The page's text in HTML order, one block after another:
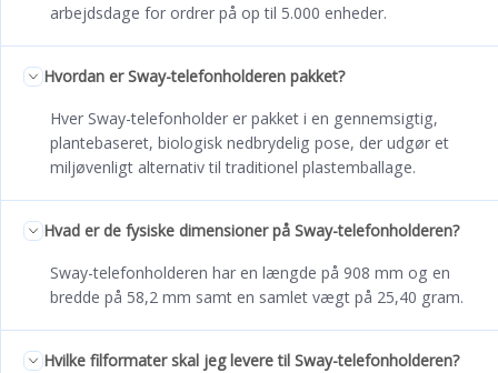
arbejdsdage for ordrer på op til 5.000 enheder.
Hvordan er Sway-telefonholderen pakket?
Hver Sway-telefonholder er pakket i en gennemsigtig,
plantebaseret, biologisk nedbrydelig pose, der udgør et
miljøvenligt alternativ til traditionel plastemballage.
Hvad er de fysiske dimensioner på Sway-telefonholderen?
Sway-telefonholderen har en længde på 908 mm og en
bredde på 58,2 mm samt en samlet vægt på 25,40 gram.
Hvilke filformater skal jeg levere til Sway-telefonholderen?